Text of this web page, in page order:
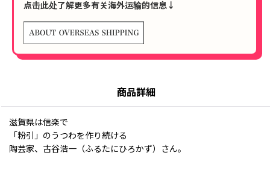
点击此处了解更多有关海外运输的信息↓
商品詳細
滋賀県は信楽で
「粉引」のうつわを作り続ける
陶芸家、古谷浩一（ふるたにひろかず）さん。